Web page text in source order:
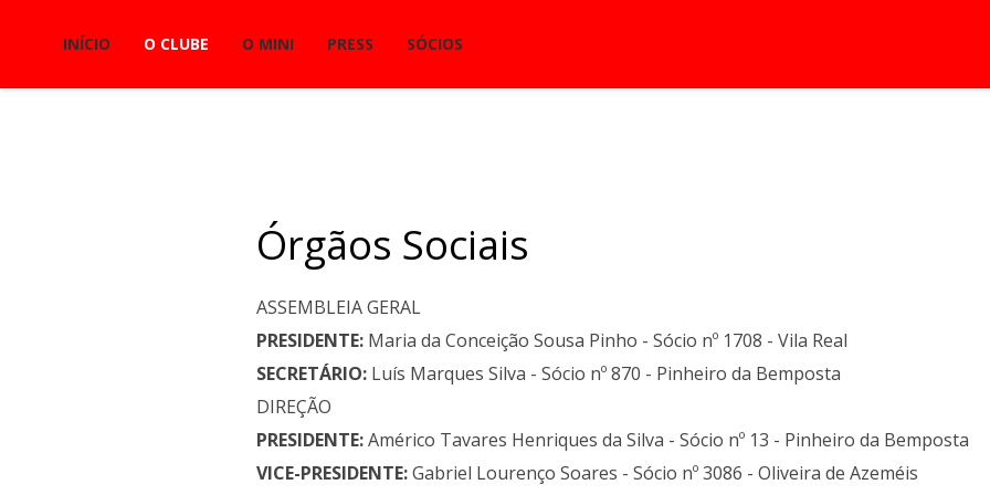
INÍCIO O CLUBE O MINI PRESS SÓCIOS
Órgãos Sociais
ASSEMBLEIA GERAL
PRESIDENTE: Maria da Conceição Sousa Pinho - Sócio nº 1708 - Vila Real
SECRETÁRIO: Luís Marques Silva - Sócio nº 870 - Pinheiro da Bemposta
DIREÇÃO
PRESIDENTE:Américo Tavares Henriques da Silva - Sócio nº 13 - Pinheiro da Bemposta
VICE-PRESIDENTE:Gabriel Lourenço Soares - Sócio nº 3086 - Oliveira de Azeméis